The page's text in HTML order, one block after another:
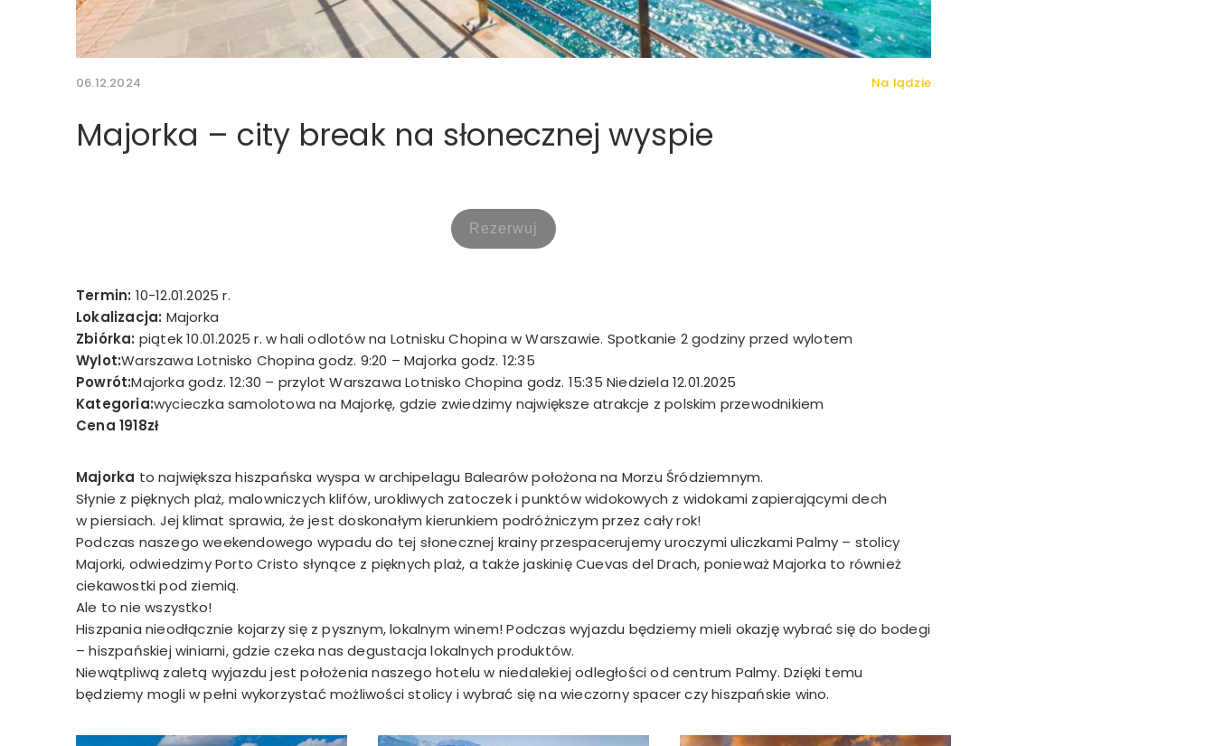
06.12.2024 Na lądzie
Majorka – city break na słonecznej wyspie
Termin: 10-12.01.2025 r.
Lokalizacja: Majorka
Zbiórka: piątek 10.01.2025 r. w hali odlotów na Lotnisku Chopina w Warszawie. Spotkanie 2 godziny przed wylotem
Wylot:Warszawa Lotnisko Chopina godz. 9:20 – Majorka godz. 12:35
Powrót:Majorka godz. 12:30 – przylot Warszawa Lotnisko Chopina godz. 15:35 Niedziela 12.01.2025
Kategoria:wycieczka samolotowa na Majorkę, gdzie zwiedzimy największe atrakcje z polskim przewodnikiem
Cena 1918zł
Majorka to największa hiszpańska wyspa w archipelagu Balearów położona na Morzu Śródziemnym.
Słynie z pięknych plaż, malowniczych klifów, urokliwych zatoczek i punktów widokowych z widokami zapierającymi dech
w piersiach. Jej klimat sprawia, że jest doskonałym kierunkiem podróżniczym przez cały rok!
Podczas naszego weekendowego wypadu do tej słonecznej krainy przespacerujemy uroczymi uliczkami Palmy – stolicy
Majorki, odwiedzimy Porto Cristo słynące z pięknych plaż, a także jaskinię Cuevas del Drach, ponieważ Majorka to również
ciekawostki pod ziemią.
Ale to nie wszystko!
Hiszpania nieodłącznie kojarzy się z pysznym, lokalnym winem! Podczas wyjazdu będziemy mieli okazję wybrać się do bodegi
– hiszpańskiej winiarni, gdzie czeka nas degustacja lokalnych produktów.
Niewątpliwą zaletą wyjazdu jest położenia naszego hotelu w niedalekiej odległości od centrum Palmy. Dzięki temu
będziemy mogli w pełni wykorzystać możliwości stolicy i wybrać się na wieczorny spacer czy hiszpańskie wino.